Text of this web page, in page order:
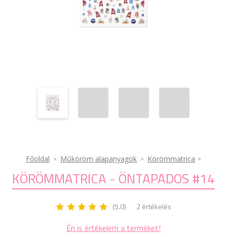
Főoldal Műköröm alapanyagok Körömmatrica
KÖRÖMMATRICA - ÖNTAPADOS #14
(5.0) 2 értékelés
Én is értékelem a terméket!